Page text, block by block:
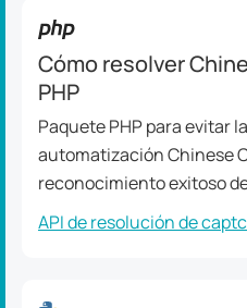
Cómo resolver
PHP
Paquete PHP para evitar
automatización Chinese
reconocimiento exitoso
API de resolución de